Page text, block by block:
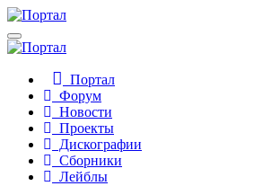
Портал
Форум
Новости
Проекты
Дискографии
Сборники
Лейблы